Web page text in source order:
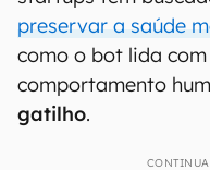
preservar a saúde
como o bot lida
comportamento
gatilho.